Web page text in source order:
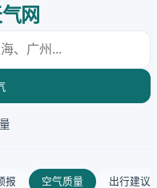
网
报 空气质量 出行建议